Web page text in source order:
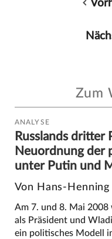
Zum
ANALYSE
Russlands dritter
Neuordnung der
unter Putin und
Von Hans-
Am 7. und 8. Mai
als Präsident und
ein politisches Modell